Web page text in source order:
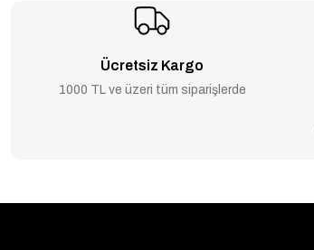
Ücretsiz Kargo
1000 TL ve üzeri tüm siparişlerde